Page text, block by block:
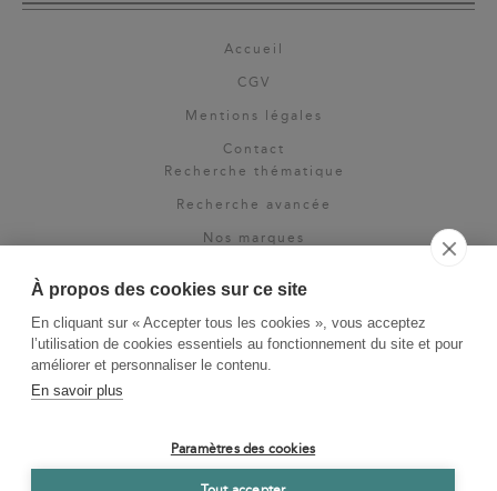
À propos des cookies sur ce site
En cliquant sur « Accepter tous les cookies », vous acceptez
l’utilisation de cookies essentiels au fonctionnement du site et pour
améliorer et personnaliser le contenu.
En savoir plus
Paramètres des cookies
Accueil
CGV
Mentions légales
Contact
Recherche thématique
Recherche avancée
Nos marques
Espace pro
Newsletter
La Vie des Classiques